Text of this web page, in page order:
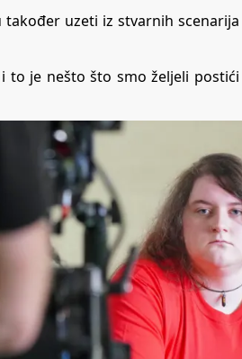
uzeti iz stvarnih
je nešto što smo željeli postići